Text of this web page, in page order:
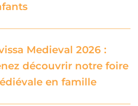
Medieval 2026 :
découvrir notre foire
en famille